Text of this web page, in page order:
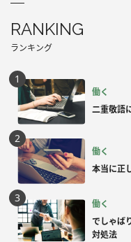
RANKING
ランキング
働く
二重敬語
働く
本当に正
働く
でしゃば
対処法